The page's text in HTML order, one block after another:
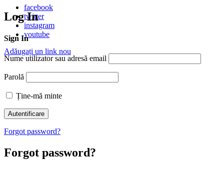
facebook
twitter
instagram
youtube
Adăugați un link nou
Log In
Sign In
Nume utilizator sau adresă email
Parolă
Ține-mă minte
Forgot password?
Forgot password?